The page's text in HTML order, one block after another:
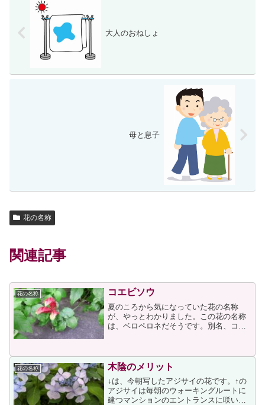
大人のおねしょ
母と息子
花の名称
関連記事
花の名称 コエビソウ
夏のころから気になっていた花の名称
が、やっとわかりました。この花の名称
は、ベロペロネだそうです。別名、コエ
いうもので、その間（写真には写ってい
ません）に花が咲くのだそう...
花の名称 木陰のメリット
↓は、今朝写したアジサイの花です。↑の
アジサイは毎朝のウォーキングルートに
建つマンションのエントランスに咲いて